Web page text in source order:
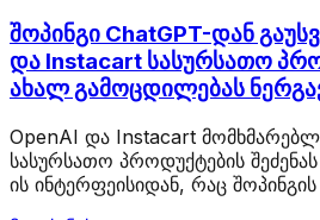
შოპინგი ChatGPT-დან
და Instacart სასურსათო
ახალ გამოცდილებას
OpenAI და Instacart
სასურსათო პროდუქტების
ის ინტერფეისიდან, რაც